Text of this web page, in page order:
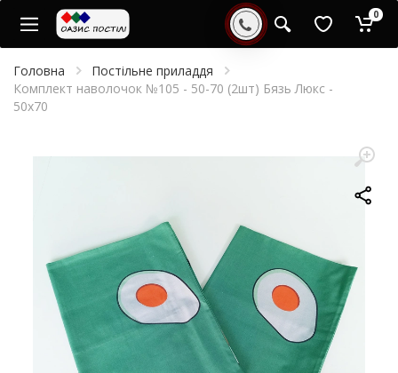
0
Головна
Постільне приладдя
Комплект наволочок №105 - 50-70 (2шт) Бязь Люкс -
50x70